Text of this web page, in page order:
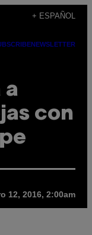
+ ESPAÑOL
NEWSLETTER
a
con
12, 2016, 2:00am